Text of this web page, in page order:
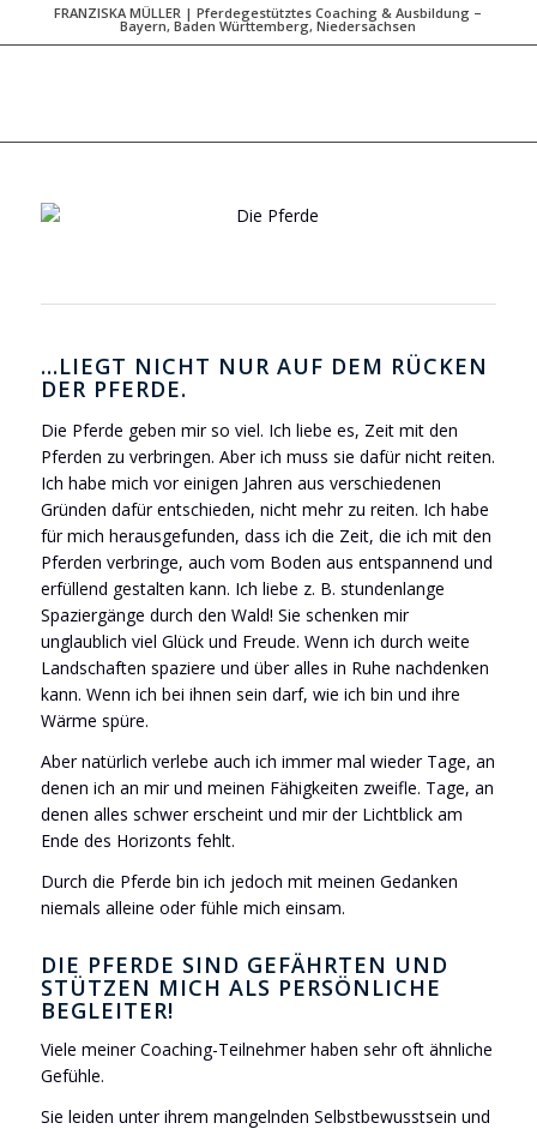
FRANZISKA MÜLLER | Pferdegestütztes Coaching & Ausbildung –
Bayern, Baden Württemberg, Niedersachsen
…LIEGT NICHT NUR AUF DEM RÜCKEN
DER PFERDE.
Die Pferde geben mir so viel. Ich liebe es, Zeit mit den
Pferden zu verbringen. Aber ich muss sie dafür nicht reiten.
Ich habe mich vor einigen Jahren aus verschiedenen
Gründen dafür entschieden, nicht mehr zu reiten. Ich habe
für mich herausgefunden, dass ich die Zeit, die ich mit den
Pferden verbringe, auch vom Boden aus entspannend und
erfüllend gestalten kann. Ich liebe z. B. stundenlange
Spaziergänge durch den Wald! Sie schenken mir
unglaublich viel Glück und Freude. Wenn ich durch weite
Landschaften spaziere und über alles in Ruhe nachdenken
kann. Wenn ich bei ihnen sein darf, wie ich bin und ihre
Wärme spüre.
Aber natürlich verlebe auch ich immer mal wieder Tage, an
denen ich an mir und meinen Fähigkeiten zweifle. Tage, an
denen alles schwer erscheint und mir der Lichtblick am
Ende des Horizonts fehlt.
Durch die Pferde bin ich jedoch mit meinen Gedanken
niemals alleine oder fühle mich einsam.
DIE PFERDE SIND GEFÄHRTEN UND
STÜTZEN MICH ALS PERSÖNLICHE
BEGLEITER!
Viele meiner Coaching-Teilnehmer haben sehr oft ähnliche
Gefühle.
Sie leiden unter ihrem mangelnden Selbstbewusstsein und